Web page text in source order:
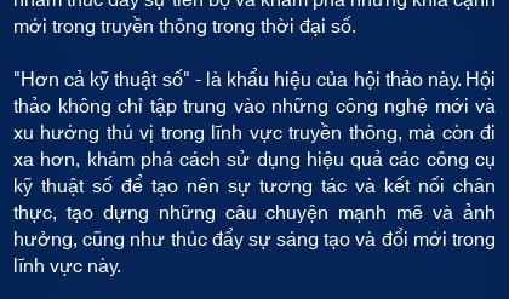
mới trong truyền thông trong thời đại số.
"Hơn cả kỹ thuật số" - là khẩu hiệu của hội thảo này. Hội
thảo không chỉ tập trung vào những công nghệ mới và
xu hướng thú vị trong lĩnh vực truyền thông, mà còn đi
xa hơn, khám phá cách sử dụng hiệu quả các công cụ
kỹ thuật số để tạo nên sự tương tác và kết nối chân
thực, tạo dựng những câu chuyện mạnh mẽ và ảnh
hưởng, cũng như thúc đẩy sự sáng tạo và đổi mới trong
lĩnh vực này.